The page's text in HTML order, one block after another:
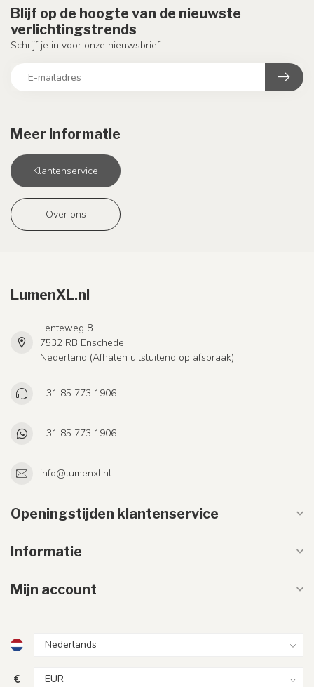
Meer informatie
Klantenservice
Over ons
Blijf op de hoogte van de nieuwste
verlichtingstrends
Schrijf je in voor onze nieuwsbrief.
LumenXL.nl
Lenteweg 8
7532 RB Enschede
Nederland (Afhalen uitsluitend op afspraak)
+31 85 773 1906
+31 85 773 1906
info@lumenxl.nl
Openingstijden klantenservice
Informatie
Mijn account
€